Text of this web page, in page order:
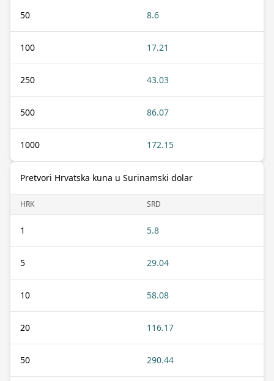
50 8.6
100 17.21
250 43.03
500 86.07
1000 172.15
Pretvori Hrvatska kuna u Surinamski dolar
HRK SRD
1 5.8
5 29.04
10 58.08
20 116.17
50 290.44